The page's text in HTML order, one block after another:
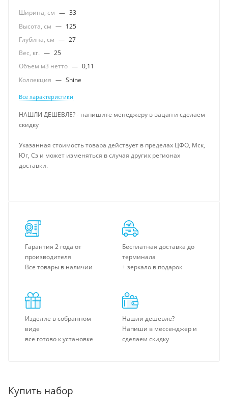
Ширина, см — 33
Высота, см — 125
Глубина, см — 27
Вес, кг. — 25
Объем м3 нетто — 0,11
Коллекция — Shine
Все характеристики
НАШЛИ ДЕШЕВЛЕ? - напишите менеджеру в вацап и сделаем
скидку
Указанная стоимость товара действует в пределах ЦФО, Мск,
Юг, Сз и может изменяться в случая других регионах
доставки.
Гарантия 2 года от
производителя
Все товары в наличии
Бесплатная доставка до
терминала
+ зеркало в подарок
Изделие в собранном
виде
все готово к установке
Нашли дешевле?
Напиши в мессенджер и
сделаем скидку
Купить набор